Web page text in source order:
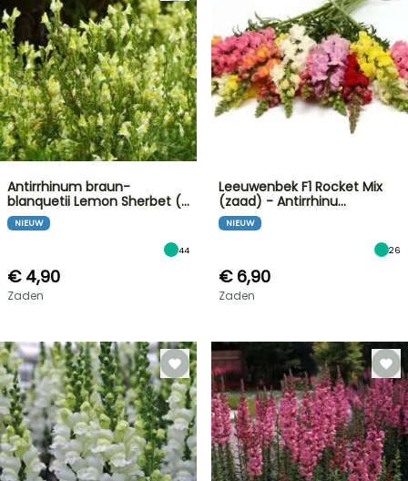
Antirrhinum braun-
blanquetii Lemon Sherbet (…
NIEUW
44
€ 4,90
Zaden
Leeuwenbek F1 Rocket Mix
(zaad) - Antirrhinu…
NIEUW
26
€ 6,90
Zaden